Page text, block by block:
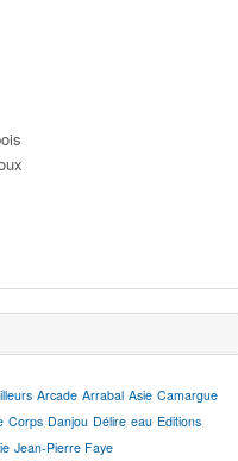
Arcade Arrabal Asie Camargue
Corps Danjou Délire eau Editions
Jean-Pierre Faye